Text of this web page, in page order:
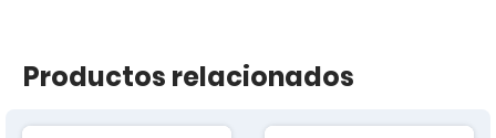
Productos relacionados